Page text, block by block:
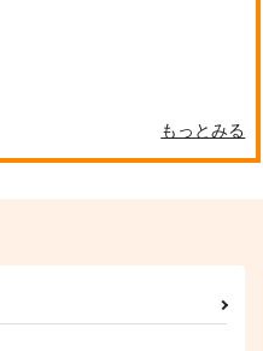
もっとみる